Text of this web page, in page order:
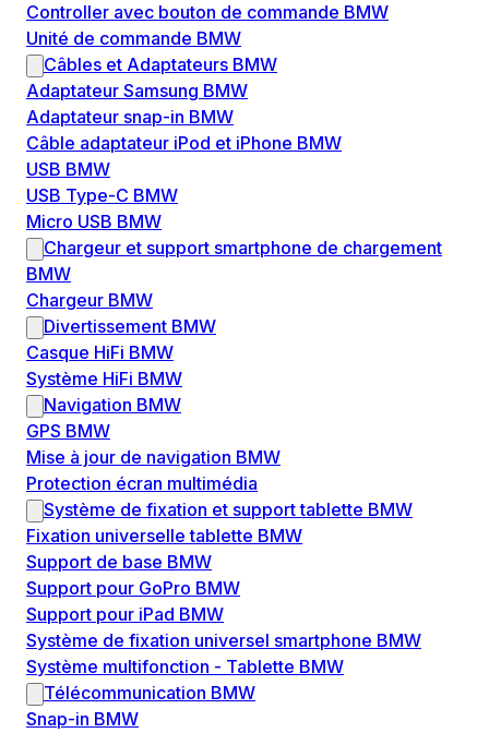
Controller avec bouton de commande BMW
Unité de commande BMW
Câbles et Adaptateurs BMW
Adaptateur Samsung BMW
Adaptateur snap-in BMW
Câble adaptateur iPod et iPhone BMW
USB BMW
USB Type-C BMW
Micro USB BMW
Chargeur et support smartphone de chargement
BMW
Chargeur BMW
Divertissement BMW
Casque HiFi BMW
Système HiFi BMW
Navigation BMW
GPS BMW
Mise à jour de navigation BMW
Protection écran multimédia
Système de fixation et support tablette BMW
Fixation universelle tablette BMW
Support de base BMW
Support pour GoPro BMW
Support pour iPad BMW
Système de fixation universel smartphone BMW
Système multifonction - Tablette BMW
Télécommunication BMW
Snap-in BMW